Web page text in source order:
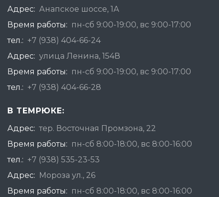
Адрес: Анапское шоссе, 1А
Время работы: пн-сб 9:00-19:00, вс 9:00-17:00
тел.: +7 (938) 404-66-24
Адрес: улица Ленина, 154В
Время работы: пн-сб 9:00-19:00, вс 9:00-17:00
тел.: +7 (938) 404-66-28
В ТЕМРЮКЕ:
Адрес: тер. Восточная Промзона, 22
Время работы: пн-сб 8:00-18:00, вс 8:00-16:00
тел.: +7 (938) 535-23-53
Адрес: Мороза ул., 26
Время работы: пн-сб 8:00-18:00, вс 8:00-16:00